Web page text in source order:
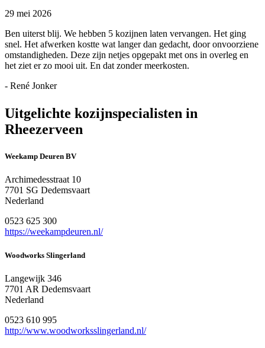
29 mei 2026
Ben uiterst blij. We hebben 5 kozijnen laten vervangen. Het ging
snel. Het afwerken kostte wat langer dan gedacht, door onvoorziene
omstandigheden. Deze zijn netjes opgepakt met ons in overleg en
het ziet er zo mooi uit. En dat zonder meerkosten.
- René Jonker
Uitgelichte kozijnspecialisten in
Rheezerveen
Weekamp Deuren BV
Archimedesstraat 10
7701 SG Dedemsvaart
Nederland
0523 625 300
https://weekampdeuren.nl/
Woodworks Slingerland
Langewijk 346
7701 AR Dedemsvaart
Nederland
0523 610 995
http://www.woodworksslingerland.nl/